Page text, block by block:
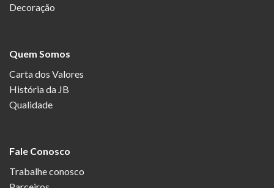
Decoração
Quem Somos
Carta dos Valores
História da JB
Qualidade
Fale Conosco
Trabalhe conosco